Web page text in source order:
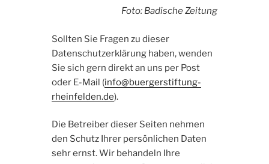
Foto: Badische Zeitung
Sollten Sie Fragen zu dieser
Datenschutzerklärung haben, wenden
Sie sich gern direkt an uns per Post
oder E-Mail (info@buergerstiftung-
rheinfelden.de).
Die Betreiber dieser Seiten nehmen
den Schutz Ihrer persönlichen Daten
sehr ernst. Wir behandeln Ihre